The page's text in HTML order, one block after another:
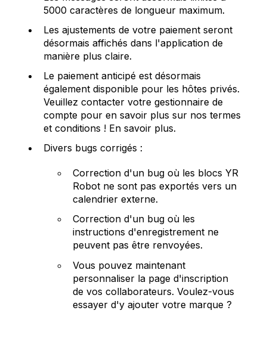
5000 caractères de longueur maximum.
Les ajustements de votre paiement seront
désormais affichés dans l'application de
manière plus claire.
Le paiement anticipé est désormais
également disponible pour les hôtes privés.
Veuillez contacter votre gestionnaire de
compte pour en savoir plus sur nos termes
et conditions ! En savoir plus.
Divers bugs corrigés :
Correction d'un bug où les blocs YR
Robot ne sont pas exportés vers un
calendrier externe.
Correction d'un bug où les
instructions d'enregistrement ne
peuvent pas être renvoyées.
Vous pouvez maintenant
personnaliser la page d'inscription
de vos collaborateurs. Voulez-vous
essayer d'y ajouter votre marque ?